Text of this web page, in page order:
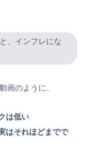
、インフレにな
画のように、
は低い
はそれほどまでで